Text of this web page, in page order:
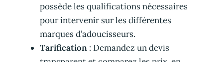
possède les qualifications nécessaires
pour intervenir sur les différentes
marques d’adoucisseurs.
Tarification : Demandez un devis